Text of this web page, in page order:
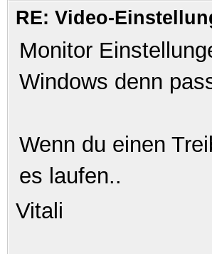
RE: Video-
Monitor
Windows denn
Wenn du einen
es laufen..
Vitali